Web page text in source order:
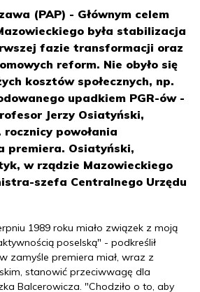
(PAP) - Głównym celem
była stabilizacja
fazie transformacji oraz
reform. Nie obyło się
kosztów społecznych, np.
upadkiem PGR-ów -
Jerzy Osiatyński,
powołania
premiera. Osiatyński,
w rządzie Mazowieckiego
szefa Centralnego Urzędu
1989 roku miało związek z moją
poselską" - podkreślił
zamyśle premiera miał, wraz z
stanowić przeciwwagę dla
Balcerowicza. "Chodziło o to, aby